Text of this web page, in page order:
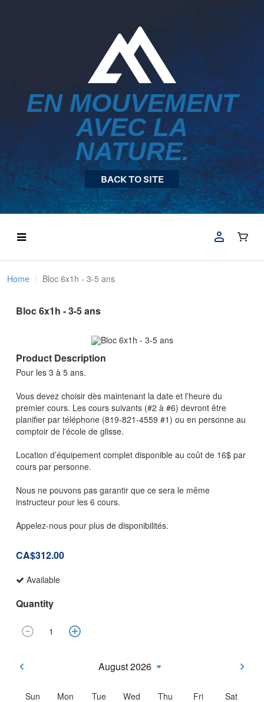
EN MOUVEMENT
AVEC LA
NATURE.
BACK TO SITE
Home Bloc 6x1h - 3-5 ans
Bloc 6x1h - 3-5 ans
Product Description
Pour les 3 à 5 ans.
Vous devez choisir dès maintenant la date et l'heure du
premier cours. Les cours suivants (#2 à #6) devront être
planifier par téléphone (819-821-4559 #1) ou en personne au
comptoir de l'école de glisse.
Location d’équipement complet disponible au coût de 16$ par
cours par personne.
Nous ne pouvons pas garantir que ce sera le même
instructeur pour les 6 cours.
Appelez-nous pour plus de disponibilités.
CA$312.00
Available
Quantity
August 2026
Sun Mon Tue Wed Thu Fri Sat